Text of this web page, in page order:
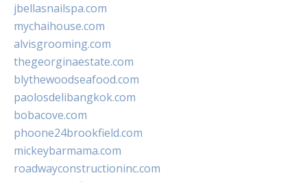
jbellasnailspa.com
mychaihouse.com
alvisgrooming.com
thegeorginaestate.com
blythewoodseafood.com
paolosdelibangkok.com
bobacove.com
phoone24brookfield.com
mickeybarmama.com
roadwayconstructioninc.com